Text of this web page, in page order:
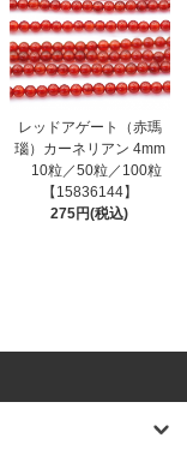
レッドアゲート（赤瑪
瑙）カーネリアン 4mm
10粒／50粒／100粒
【15836144】
275円(税込)